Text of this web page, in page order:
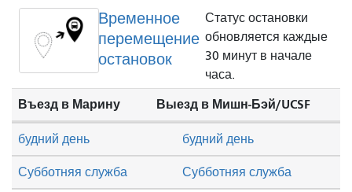
Временное
перемещение
остановок
Статус остановки
обновляется каждые
30 минут в начале
часа.
Въезд в Марину Выезд в Мишн-Бэй/UCSF
Субботняя служба Субботняя служба
будний день будний день